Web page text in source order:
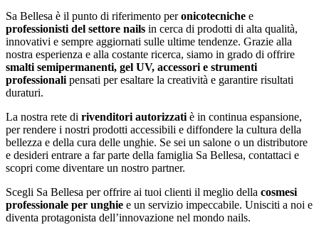
Sa Bellesa è il punto di riferimento peronicotecniche e
professionisti del settore nails in cerca di prodotti di alta qualità,
innovativi e sempre aggiornati sulle ultime tendenze. Grazie alla
nostra esperienza e alla costante ricerca, siamo in grado di offrire
smalti semipermanenti, gel UV, accessori e strumenti
professionali pensati per esaltare la creatività e garantire risultati
duraturi.
La nostra rete di rivenditori autorizzati è in continua espansione,
per rendere i nostri prodotti accessibili e diffondere la cultura della
bellezza e della cura delle unghie. Se sei un salone o un distributore
e desideri entrare a far parte della famiglia Sa Bellesa, contattaci e
scopri come diventare un nostro partner.
Scegli Sa Bellesa per offrire ai tuoi clienti il meglio della cosmesi
professionale per unghie e un servizio impeccabile. Unisciti a noi e
diventa protagonista dell’innovazione nel mondo nails.